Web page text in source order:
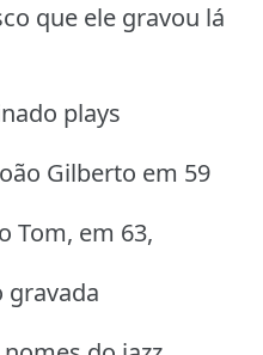
que ele gravou lá
plays
Gilberto em 59
Tom, em 63,
gravada